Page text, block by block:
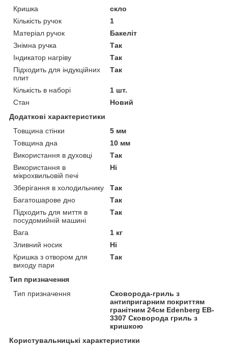
Кришка
скло
Кількість ручок
1
Матеріал ручок
Бакеліт
Знімна ручка
Так
Індикатор нагріву
Так
Підходить для індукційних
плит
Так
Кількість в наборі
1 шт.
Стан
Новий
Додаткові характеристики
Товщина стінки
5 мм
Товщина дна
10 мм
Використання в духовці
Так
Використання в
мікрохвильовій печі
Ні
Зберігання в холодильнику
Так
Багатошарове дно
Так
Підходить для миття в
посудомийній машині
Так
Вага
1 кг
Зливний носик
Ні
Кришка з отвором для
виходу пари
Так
Тип призначення
Тип призначення
Сковорода-гриль з
антипригарним покриттям
гранітним 24см Edenberg EB-
3307 Сковорода гриль з
кришкою
Користувальницькі характеристики